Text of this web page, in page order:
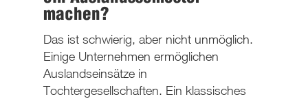
machen?
Das ist schwierig, aber nicht unmöglich.
Einige Unternehmen ermöglichen
Auslandseinsätze in
Tochtergesellschaften. Ein klassisches